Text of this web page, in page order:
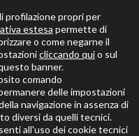
profilazione propri per
estesa permette di
o come negarne il
cliccando quio sul
banner.
comando
delle impostazioni
navigazione in assenza di
diversi da quelli tecnici.
all'uso dei cookie tecnici